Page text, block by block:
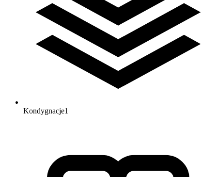
Kondygnacje1